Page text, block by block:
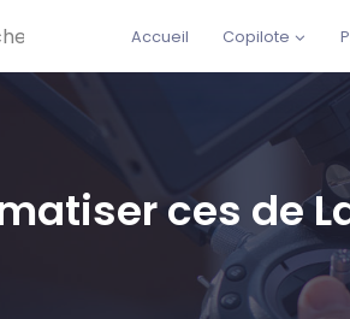
... Accueil Copilote
ces de